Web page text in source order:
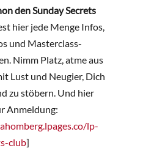
den Sunday Secrets
hier jede Menge Infos,
und Masterclass-
Nimm Platz, atme aus
Lust und Neugier, Dich
zu stöbern. Und hier
Anmeldung:
lp-
club]